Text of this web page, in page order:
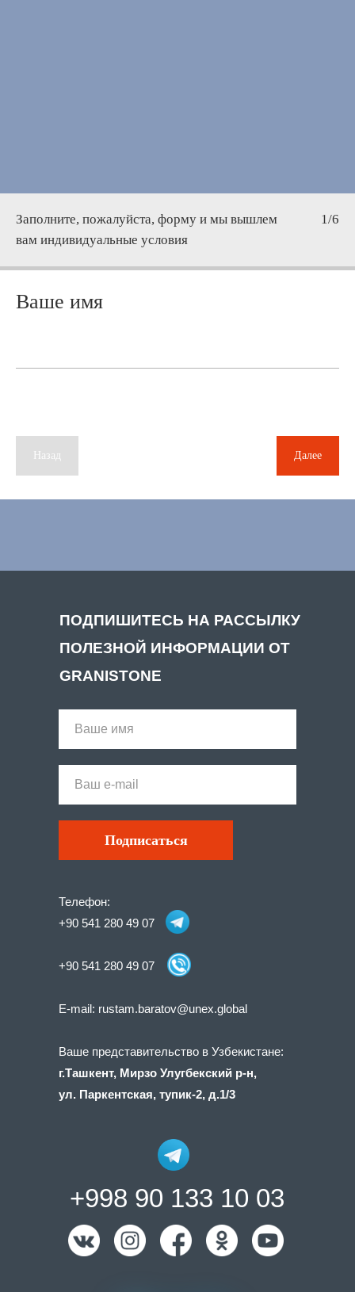
Заполните, пожалуйста, форму и мы вышлем
вам индивидуальные условия
1/6
Ваше имя
Назад Далее
ПОДПИШИТЕСЬ НА РАССЫЛКУ
ПОЛЕЗНОЙ ИНФОРМАЦИИ ОТ
GRANISTONE
Подписаться
+998 90 133 10 03
Телефон:
+90 541 280 49 07
+90 541 280 49 07
E-mail: rustam.baratov@unex.global
Ваше представительство в Узбекистане:
г.Ташкент, Мирзо Улугбекский р-н,
ул. Паркентская, тупик-2, д.1/3